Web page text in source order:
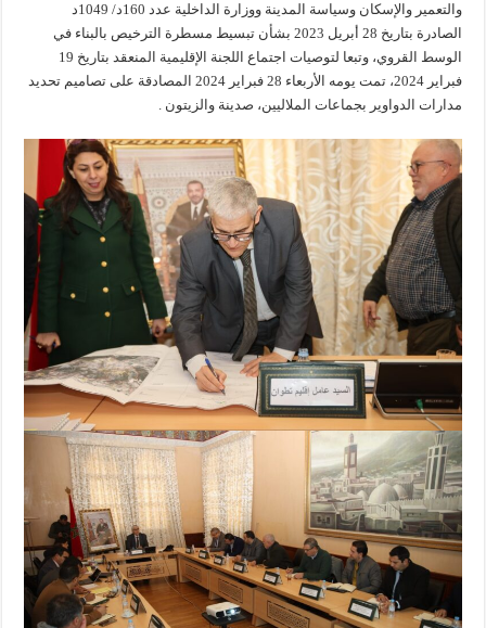
والتعمير والإسكان وسياسة المدينة ووزارة الداخلية عدد 160د/ 1049د
الصادرة بتاريخ 28 أبريل 2023 بشأن تبسيط مسطرة الترخيص بالبناء في
الوسط القروي، وتبعا لتوصيات اجتماع اللجنة الإقليمية المنعقد بتاريخ 19
فبراير 2024، تمت يومه الأربعاء 28 فبراير 2024 المصادقة على تصاميم تحديد
مدارات الدواوير بجماعات الملاليين، صدينة والزيتون .